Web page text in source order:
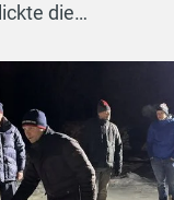
die…